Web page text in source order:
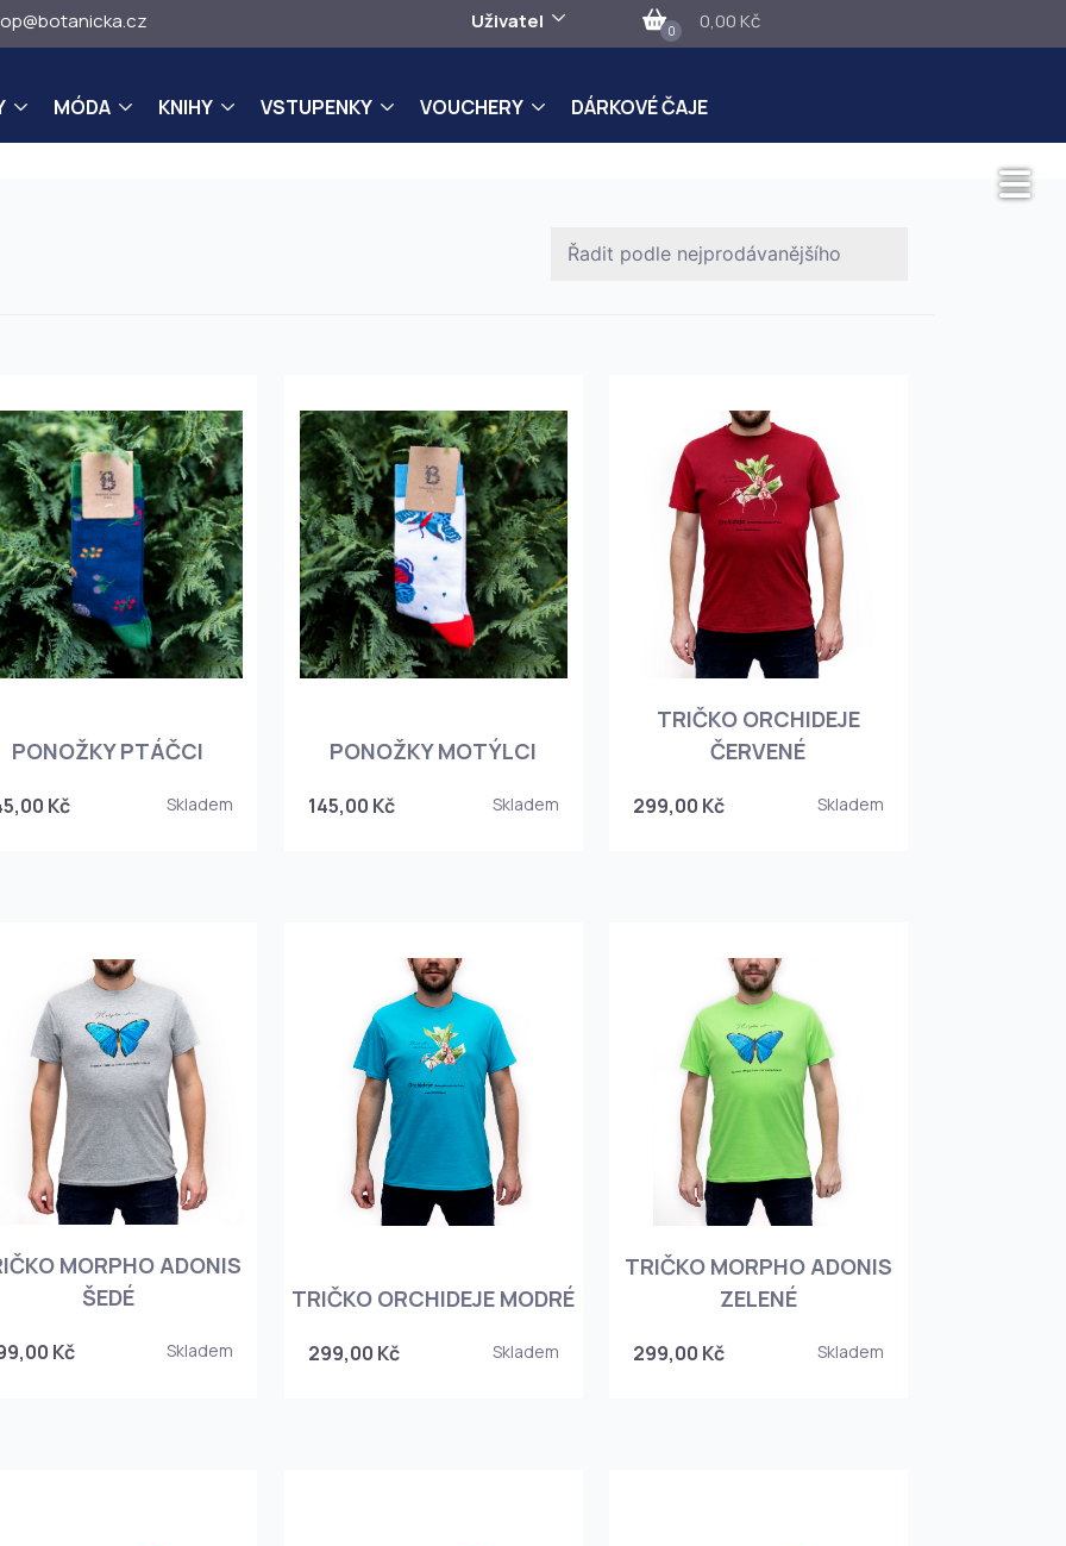
Uživatel 0 0,00 Kč
MÓDA KNIHY VSTUPENKY VOUCHERY DÁRKOVÉ ČAJE
PONOŽKY PTÁČCI
Kč Skladem
PONOŽKY MOTÝLCI
145,00 Kč Skladem
TRIČKO ORCHIDEJE
ČERVENÉ
299,00 Kč Skladem
MORPHO ADONIS
ŠEDÉ
Kč Skladem
TRIČKO ORCHIDEJE MODRÉ
299,00 Kč Skladem
TRIČKO MORPHO ADONIS
ZELENÉ
299,00 Kč Skladem